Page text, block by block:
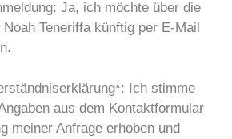
Ja, ich möchte über die
Teneriffa künftig per E-Mail
Ich stimme
aus dem Kontaktformular
meiner Anfrage erhoben und